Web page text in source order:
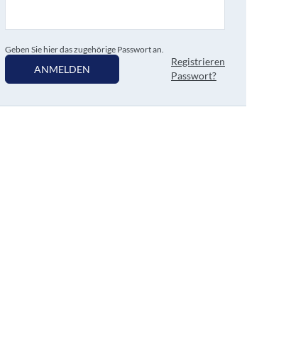
Geben Sie hier das zugehörige Passwort an.
ANMELDEN
Registrieren
Passwort?